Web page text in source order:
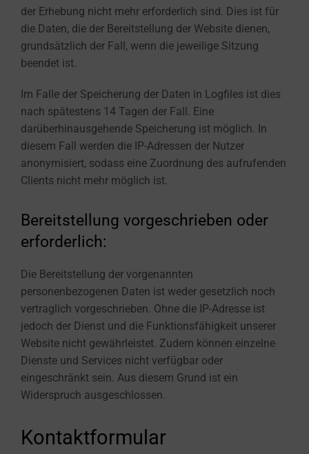
der Erhebung nicht mehr erforderlich sind. Dies ist für
die Daten, die der Bereitstellung der Website dienen,
grundsätzlich der Fall, wenn die jeweilige Sitzung
beendet ist.
Im Falle der Speicherung der Daten in Logfiles ist dies
nach spätestens 14 Tagen der Fall. Eine
darüberhinausgehende Speicherung ist möglich. In
diesem Fall werden die IP-Adressen der Nutzer
anonymisiert, sodass eine Zuordnung des aufrufenden
Clients nicht mehr möglich ist.
Bereitstellung vorgeschrieben oder
erforderlich:
Die Bereitstellung der vorgenannten
personenbezogenen Daten ist weder gesetzlich noch
vertraglich vorgeschrieben. Ohne die IP-Adresse ist
jedoch der Dienst und die Funktionsfähigkeit unserer
Website nicht gewährleistet. Zudem können einzelne
Dienste und Services nicht verfügbar oder
eingeschränkt sein. Aus diesem Grund ist ein
Widerspruch ausgeschlossen.
Kontaktformular